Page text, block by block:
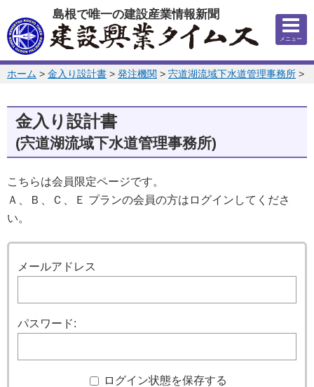
このページの本文へ
島根で唯一の建設産業情報新聞
メニュー
このページの位置:
ホーム > 金入り設計書 > 発注機関 > 宍道湖流域下水道管理事務所 >
金入り設計書
(宍道湖流域下水道管理事務所)
こちらは会員限定ページです。
Ａ、Ｂ、Ｃ、Ｅ プランの会員の方はログインしてくださ
い。
メールアドレス
パスワード:
ログイン状態を保存する